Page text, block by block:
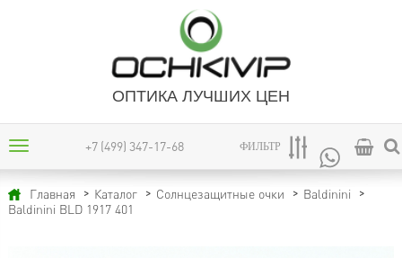
ОПТИКА ЛУЧШИХ ЦЕН
+7 (499) 347-17-68 ФИЛЬТР
Главная Каталог Солнцезащитные очки
Baldinini
Baldinini BLD 1917 401